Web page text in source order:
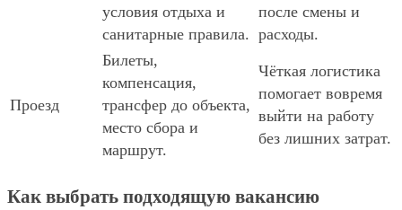
условия отдыха и
санитарные правила.
после смены и
расходы.
Проезд
Билеты,
компенсация,
трансфер до объекта,
место сбора и
маршрут.
Чёткая логистика
помогает вовремя
выйти на работу
без лишних затрат.
Как выбрать подходящую вакансию